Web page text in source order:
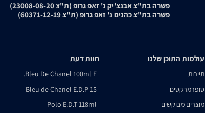
פשרה בת"צ אבנצ'יק נ' זאפ גרופ (ת"צ 23008-08-20)
פשרה בת"צ כהנים נ' זאפ גרופ (ת"צ 60371-12-19)
עולמות התוכן שלנו
תיירות
סופרמרקטים
מוצרים מבוקשים
חוות דעת
Bleu De Chanel 100ml E.
Bleu de Chanel E.D.P 15
Polo E.D.T 118ml